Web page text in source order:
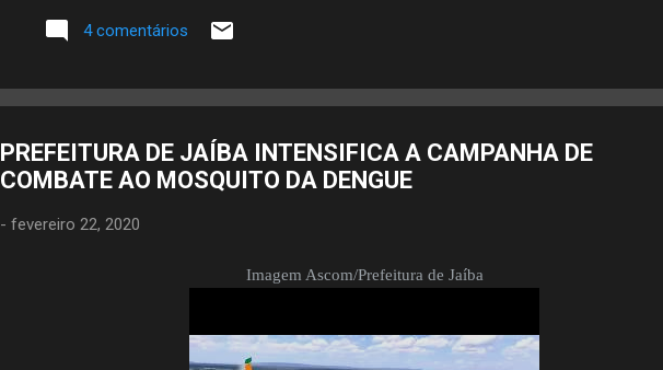
4 comentários
PREFEITURA DE JAÍBA INTENSIFICA A CAMPANHA DE
COMBATE AO MOSQUITO DA DENGUE
- fevereiro 22, 2020
Imagem Ascom/Prefeitura de Jaíba